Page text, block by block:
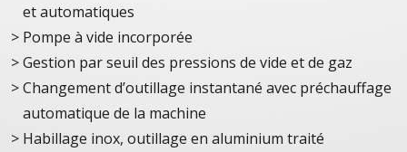
et automatiques
Pompe à vide incorporée
Gestion par seuil des pressions de vide et de gaz
Changement d’outillage instantané avec préchauffage
automatique de la machine
Habillage inox, outillage en aluminium traité